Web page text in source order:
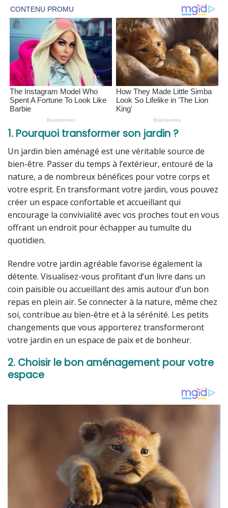
1. Pourquoi transformer son jardin ?
Un jardin bien aménagé est une véritable source de
bien-être. Passer du temps à l’extérieur, entouré de la
nature, a de nombreux bénéfices pour votre corps et
votre esprit. En transformant votre jardin, vous pouvez
créer un espace confortable et accueillant qui
encourage la convivialité avec vos proches tout en vous
offrant un endroit pour échapper au tumulte du
quotidien.
Rendre votre jardin agréable favorise également la
détente. Visualisez-vous profitant d’un livre dans un
coin paisible ou accueillant des amis autour d’un bon
repas en plein air. Se connecter à la nature, même chez
soi, contribue au bien-être et à la sérénité. Les petits
changements que vous apporterez transformeront
votre jardin en un espace de paix et de bonheur.
2. Choisir le bon aménagement pour votre
espace